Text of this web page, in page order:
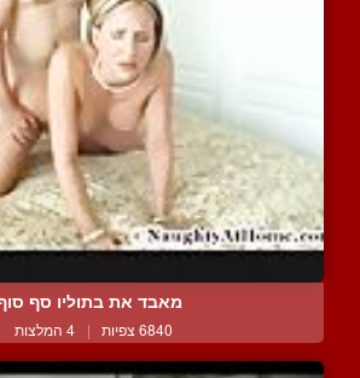
מאבד את בתוליו סף
6840 צפיות | 4 המלצות